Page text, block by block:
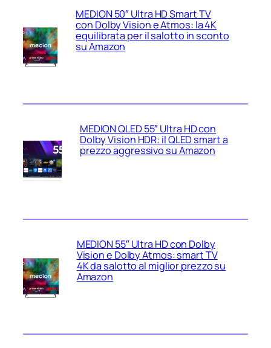
MEDION 50″ Ultra HD Smart TV
con Dolby Vision e Atmos: la 4K
equilibrata per il salotto in sconto
su Amazon
MEDION QLED 55″ Ultra HD con
Dolby Vision HDR: il QLED smart a
prezzo aggressivo su Amazon
MEDION 55″ Ultra HD con Dolby
Vision e Dolby Atmos: smart TV
4K da salotto al miglior prezzo su
Amazon